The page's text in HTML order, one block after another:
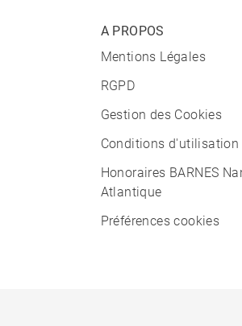
A PROPOS
Mentions Légales
RGPD
Gestion des Cookies
Conditions d'utilisation
Honoraires BARNES
Atlantique
Préférences cookies